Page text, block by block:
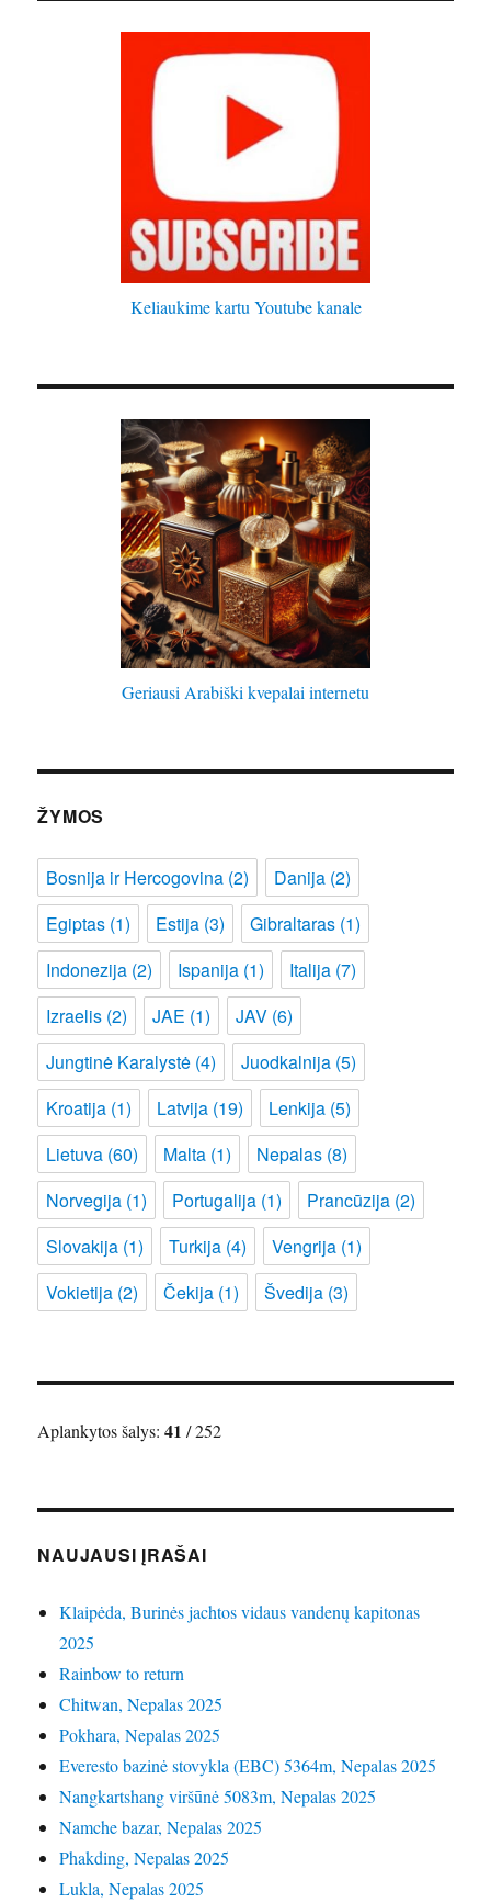
Keliaukime kartu Youtube kanale
Geriausi Arabiški kvepalai internetu
ŽYMOS
Bosnija ir Hercogovina (2) Danija (2)
Egiptas (1) Estija (3) Gibraltaras (1)
Indonezija (2) Ispanija (1) Italija (7)
Izraelis (2) JAE (1) JAV (6)
Jungtinė Karalystė (4) Juodkalnija (5)
Kroatija (1) Latvija (19) Lenkija (5)
Lietuva (60) Malta (1) Nepalas (8)
Norvegija (1) Portugalija (1) Prancūzija (2)
Slovakija (1) Turkija (4) Vengrija (1)
Vokietija (2) Čekija (1) Švedija (3)
Aplankytos šalys:41 / 252
NAUJAUSI ĮRAŠAI
Klaipėda, Burinės jachtos vidaus vandenų kapitonas
2025
Rainbow to return
Chitwan, Nepalas 2025
Pokhara, Nepalas 2025
Everesto bazinė stovykla (EBC) 5364m, Nepalas 2025
Nangkartshang viršūnė 5083m, Nepalas 2025
Namche bazar, Nepalas 2025
Phakding, Nepalas 2025
Lukla, Nepalas 2025